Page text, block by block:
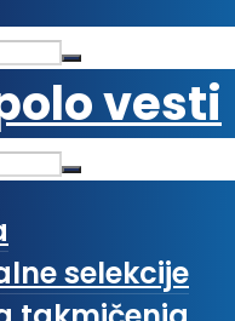
selekcije